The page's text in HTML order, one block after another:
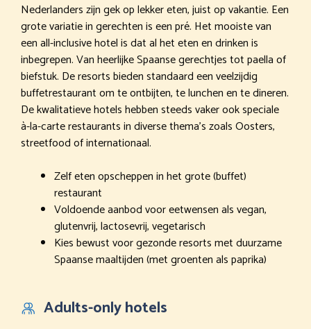
Nederlanders zijn gek op lekker eten, juist op vakantie. Een
grote variatie in gerechten is een pré. Het mooiste van
een all-inclusive hotel is dat al het eten en drinken is
inbegrepen. Van heerlijke Spaanse gerechtjes tot paella of
biefstuk. De resorts bieden standaard een veelzijdig
buffetrestaurant om te ontbijten, te lunchen en te dineren.
De kwalitatieve hotels hebben steeds vaker ook speciale
à-la-carte restaurants in diverse thema’s zoals Oosters,
streetfood of internationaal.
Zelf eten opscheppen in het grote (buffet)
restaurant
Voldoende aanbod voor eetwensen als vegan,
glutenvrij, lactosevrij, vegetarisch
Kies bewust voor gezonde resorts met duurzame
Spaanse maaltijden (met groenten als paprika)
Adults-only hotels